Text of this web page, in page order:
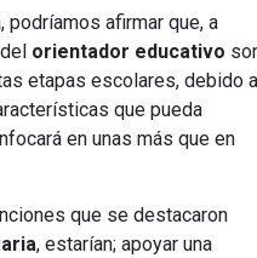
podríamos afirmar que, a
orientador educativo
etapas escolares, debido a
que pueda
en unas más que en
que se destacaron
, estarían; apoyar una